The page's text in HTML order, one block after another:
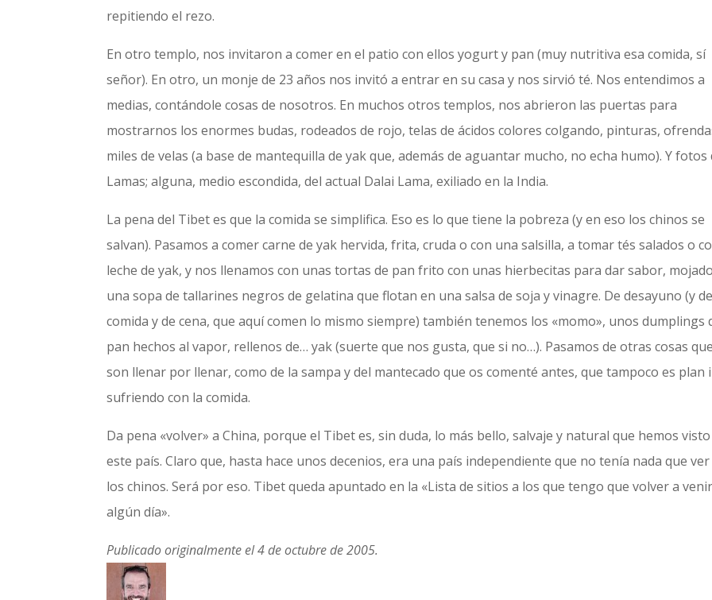
repitiendo el rezo.
En otro templo, nos invitaron a comer en el patio con ellos yogurt y pan (muy nutritiva esa comida, sí
señor). En otro, un monje de 23 años nos invitó a entrar en su casa y nos sirvió té. Nos entendimos a
medias, contándole cosas de nosotros. En muchos otros templos, nos abrieron las puertas para
mostrarnos los enormes budas, rodeados de rojo, telas de ácidos colores colgando, pinturas,
miles de velas (a base de mantequilla de yak que, además de aguantar mucho, no echa humo). Y fotos
Lamas; alguna, medio escondida, del actual Dalai Lama, exiliado en la India.
La pena del Tibet es que la comida se simplifica. Eso es lo que tiene la pobreza (y en eso los chinos se
salvan). Pasamos a comer carne de yak hervida, frita, cruda o con una salsilla, a tomar tés salados o
leche de yak, y nos llenamos con unas tortas de pan frito con unas hierbecitas para dar sabor,
una sopa de tallarines negros de gelatina que flotan en una salsa de soja y vinagre. De desayuno (y
comida y de cena, que aquí comen lo mismo siempre) también tenemos los «momo», unos dumplings
pan hechos al vapor, rellenos de… yak (suerte que nos gusta, que si no…). Pasamos de otras cosas
son llenar por llenar, como de la sampa y del mantecado que os comenté antes, que tampoco es plan
sufriendo con la comida.
Da pena «volver» a China, porque el Tibet es, sin duda, lo más bello, salvaje y natural que hemos
este país. Claro que, hasta hace unos decenios, era una país independiente que no tenía nada que
los chinos. Será por eso. Tibet queda apuntado en la «Lista de sitios a los que tengo que volver a
algún día».
Publicado originalmente el 4 de octubre de 2005.